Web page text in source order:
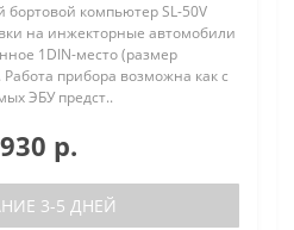
компьютер SL-50V
на инжекторные автомобили
1DIN-место (размер
прибора возможна как с
ЭБУ предст..
р.
3-5 ДНЕЙ